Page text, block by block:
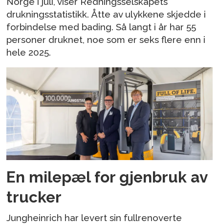
drukningsstatistikk. Åtte av ulykkene skjedde i
forbindelse med bading. Så langt i år har 55
personer druknet, noe som er seks flere enn i
hele 2025.
En milepæl for gjenbruk av
trucker
Jungheinrich har levert sin fullrenoverte